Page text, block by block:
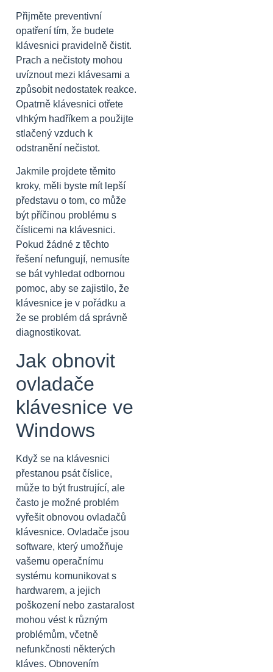
Přijměte preventivní
opatření tím, že budete
klávesnici pravidelně čistit.
Prach a nečistoty mohou
uvíznout mezi klávesami a
způsobit nedostatek reakce.
Opatrně klávesnici otřete
vlhkým hadříkem a použijte
stlačený vzduch k
odstranění nečistot.
Jakmile projdete těmito
kroky, měli byste mít lepší
představu o tom, co může
být příčinou problému s
číslicemi na klávesnici.
Pokud žádné z těchto
řešení nefungují, nemusíte
se bát vyhledat odbornou
pomoc, aby se zajistilo, že
klávesnice je v pořádku a
že se problém dá správně
diagnostikovat.
Jak obnovit
ovladače
klávesnice ve
Windows
Když se na klávesnici
přestanou psát číslice,
může to být frustrující, ale
často je možné problém
vyřešit obnovou ovladačů
klávesnice. Ovladače jsou
software, který umožňuje
vašemu operačnímu
systému komunikovat s
hardwarem, a jejich
poškození nebo zastaralost
mohou vést k různým
problémům, včetně
nefunkčnosti některých
kláves. Obnovením